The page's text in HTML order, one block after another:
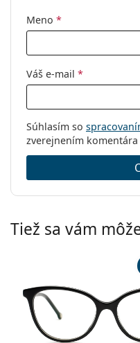
Meno *
Váš e-mail *
Súhlasím so
zverejnením
Tiež sa vám